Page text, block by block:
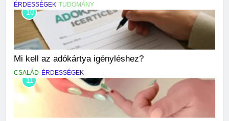
ÉRDESSÉGEK TUDOMÁNY
10
Mi kell az adókártya igényléshez?
CSALÁD ÉRDESSÉGEK
11